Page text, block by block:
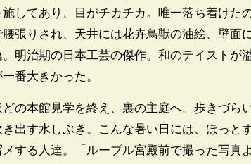
してあり、目がチカチカ。唯一落ち着けた
張りされ、天井には花卉鳥獣の油絵、壁面
明治期の日本工芸の傑作。和のテイストが
番大きかった。
の本館見学を終え、裏の主庭へ。歩きづら
出す水しぶき。こんな暑い日には、ほっと
する人達。「ルーブル宮殿前で撮った写真